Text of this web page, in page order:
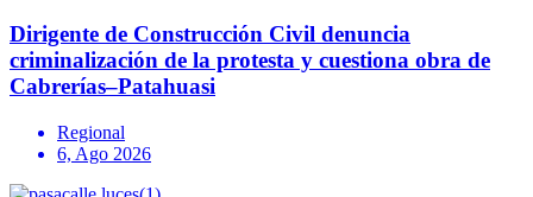
Dirigente de Construcción Civil denuncia
criminalización de la protesta y cuestiona obra de
Cabrerías–Patahuasi
Regional
6, Ago 2026